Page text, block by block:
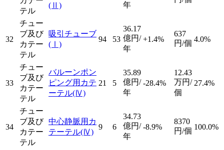
テル
(Ⅱ) 年
32
チュー
ブ及び
カテー
テル
吸引チューブ
(Ⅰ)
94 53
36.17
億円/
年
+1.4%
637
円/個 4.0%
33
チュー
ブ及び
カテー
テル
バルーンポン
ピング用カテ
ーテル(Ⅳ)
21 5
35.89
億円/
年
-28.4%
12.43
万円/
個
27.4%
34
チュー
ブ及び
カテー
テル
中心静脈用カ
テーテル(Ⅳ)
9 6
34.73
億円/
年
-8.9%
8370
円/個 100.0%